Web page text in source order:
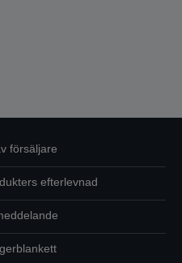
försäljare
efterlevnad